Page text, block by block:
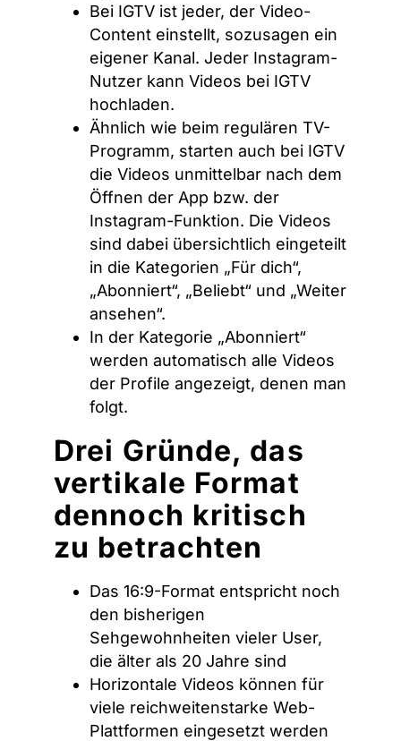
Bei IGTV ist jeder, der Video-
Content einstellt, sozusagen ein
eigener Kanal. Jeder Instagram-
Nutzer kann Videos bei IGTV
hochladen.
Ähnlich wie beim regulären TV-
Programm, starten auch bei IGTV
die Videos unmittelbar nach dem
Öffnen der App bzw. der
Instagram-Funktion. Die Videos
sind dabei übersichtlich eingeteilt
in die Kategorien „Für dich“,
„Abonniert“, „Beliebt“ und „Weiter
ansehen“.
In der Kategorie „Abonniert“
werden automatisch alle Videos
der Profile angezeigt, denen man
folgt.
Drei Gründe, das
vertikale Format
dennoch kritisch
zu betrachten
Das 16:9-Format entspricht noch
den bisherigen
Sehgewohnheiten vieler User,
die älter als 20 Jahre sind
Horizontale Videos können für
viele reichweitenstarke Web-
Plattformen eingesetzt werden